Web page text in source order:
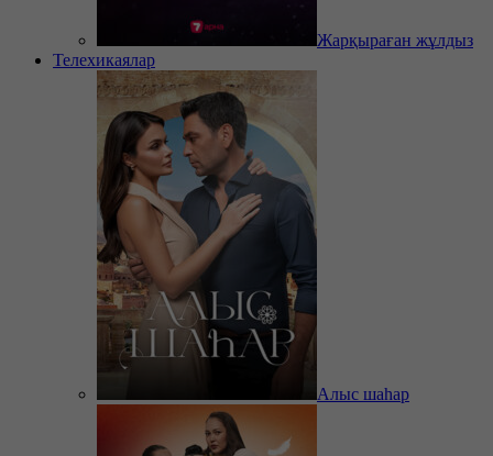
Жарқыраған жұлдыз
Телехикаялар
Алыс шаһар